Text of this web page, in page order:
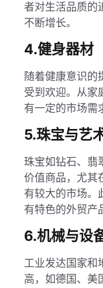
者对生活品质的
不断增长。
4.健身器材
随着健康意识的
受到欢迎。从家
有一定的市场需
5.珠宝与艺
珠宝如钻石、翡
价值商品，尤其
有较大的市场。
有特色的外贸产
6.机械与设
工业发达国家和
高，如德国、美